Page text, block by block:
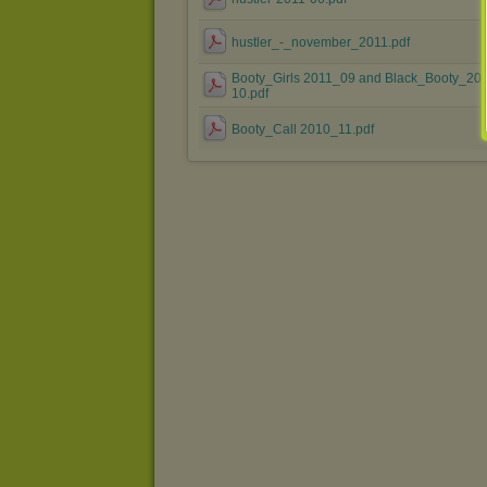
hustler_-_november_2011.pdf
Booty_Girls 2011_09 and
10.pdf
Booty_Call 2010_11.pdf